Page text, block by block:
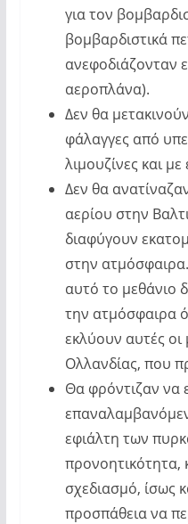
για τον
βομβαρδιστικά
ανεφοδιάζονταν
αεροπλάνα).
Δεν θα
φάλαγγες από
λιμουζίνες και
Δεν θα
αερίου στην
διαφύγουν
στην
αυτό το μεθάνιο
την ατμόσφαιρα
εκλύουν αυτές
Ολλανδίας, που
Θα φρόντιζαν να
εφιάλτη των
σχεδιασμό, ίσως
προσπάθεια να